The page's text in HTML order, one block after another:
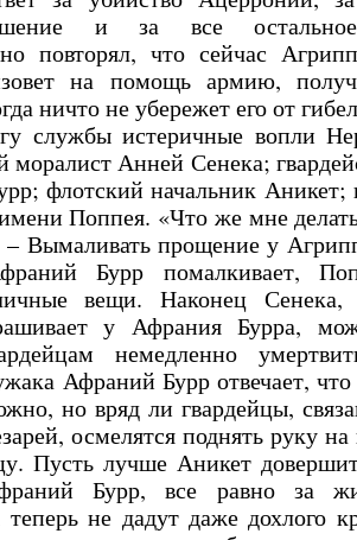
и за все
повторял, что сейчас
на помощь армию,
ничто не убережет его от
службы истеричные вопли
моралист Анней Сенека;
флотский начальник Аникет;
Поппея. «Что же мне
– Вымаливать прощение у
Бурр помалкивает,
вещи. Наконец Сенека,
у Афрания Бурра,
немедленно
Афраний Бурр отвечает, что
но вряд ли гвардейцы,
осмелятся поднять руку
Пусть лучше Аникет
Бурр, все равно за
теперь не дадут даже дохлого